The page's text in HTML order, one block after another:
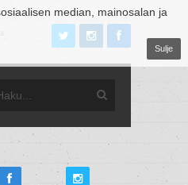
median, mainosalan ja
Sulje